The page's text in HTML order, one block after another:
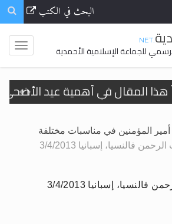
البحث في الكتب
.NET
للجماعة الإسلامية الأحمدية
دلالات، حِكم، وأهداف >> المزيد
هامّ لأفراد الجماعة >> المزيد
المؤمنين في مناسبات مختلفة
فالنسيا، إسبانيا 3/4/2013
إسبانيا 3/4/2013